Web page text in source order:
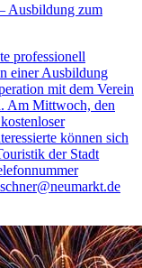
Ausbildung zum
professionell
einer Ausbildung
mit dem Verein
Am Mittwoch, den
können sich
der Stadt